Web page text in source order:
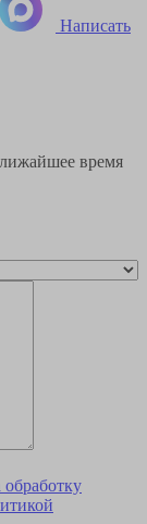
Написать
время
обработку